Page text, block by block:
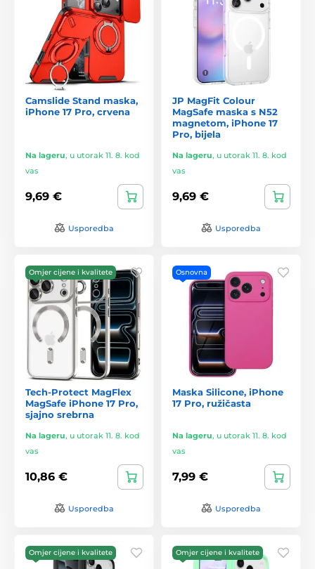
Camslide Stand maska,
iPhone 17 Pro, crvena
Na lageru, u utorak 11. 8. kod
vas
9,69 €
Usporedba
JP MagFit Colour
MagSafe maska s N52
magnetom, iPhone 17
Pro, bijela
Na lageru, u utorak 11. 8. kod
vas
9,69 €
Usporedba
Omjer cijene i kvalitete
Tech-Protect MagFlex
MagSafe iPhone 17 Pro,
sjajno srebrna
Na lageru, u utorak 11. 8. kod
vas
10,86 €
Usporedba
Osnovna
Maska Silicone, iPhone
17 Pro, ružičasta
Na lageru, u utorak 11. 8. kod
vas
7,99 €
Usporedba
Omjer cijene i kvalitete Omjer cijene i kvalitete